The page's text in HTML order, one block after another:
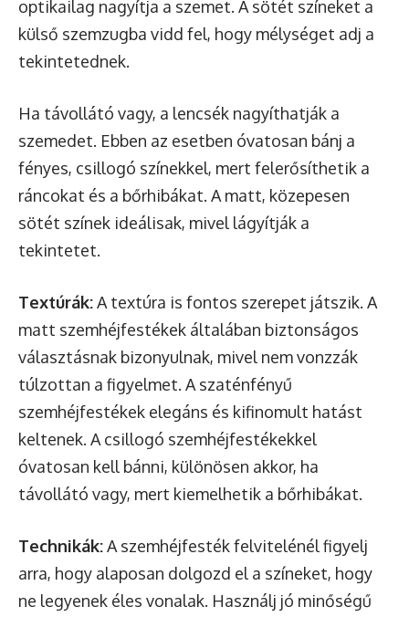
optikailag nagyítja a szemet. A sötét színeket a
külső szemzugba vidd fel, hogy mélységet adj a
tekintetednek.
Ha távollátó vagy, a lencsék nagyíthatják a
szemedet. Ebben az esetben óvatosan bánj a
fényes, csillogó színekkel, mert felerősíthetik a
ráncokat és a bőrhibákat. A matt, közepesen
sötét színek ideálisak, mivel lágyítják a
tekintetet.
Textúrák:A textúra is fontos szerepet játszik. A
matt szemhéjfestékek általában biztonságos
választásnak bizonyulnak, mivel nem vonzzák
túlzottan a figyelmet. A szaténfényű
szemhéjfestékek elegáns és kifinomult hatást
keltenek. A csillogó szemhéjfestékekkel
óvatosan kell bánni, különösen akkor, ha
távollátó vagy, mert kiemelhetik a bőrhibákat.
Technikák:A szemhéjfesték felvitelénél figyelj
arra, hogy alaposan dolgozd el a színeket, hogy
ne legyenek éles vonalak. Használj jó minőségű